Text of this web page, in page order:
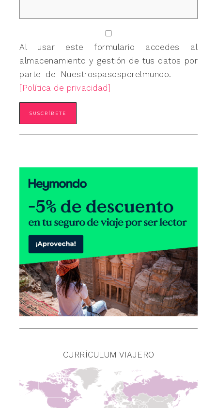
Al usar este formulario accedes al
almacenamiento y gestión de tus datos por
parte de Nuestrospasosporelmundo.
[Política de privacidad]
CURRÍCULUM VIAJERO